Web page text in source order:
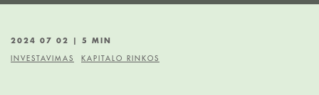
2024 07 02 | 5 MIN
INVESTAVIMAS KAPITALO RINKOS